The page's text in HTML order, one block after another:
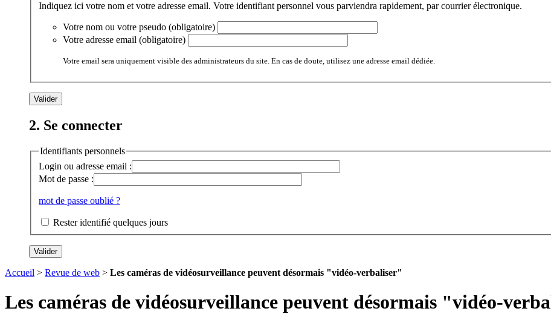
Indiquez ici votre nom et votre adresse email. Votre identifiant personnel vous parviendra rapidement, par courrier électronique.
Votre nom ou votre pseudo (obligatoire)
Votre adresse email (obligatoire)
Votre email sera uniquement visible des administrateurs du site. En cas de doute, utilisez une adresse email dédiée.
2. Se connecter
Identifiants personnels
Login ou adresse email :
Mot de passe :
mot de passe oublié ?
Rester identifié quelques jours
Accueil > Revue de web > Les caméras de vidéosurveillance peuvent désormais "vidéo-verbaliser"
Les caméras de vidéosurveillance peuvent désormais "vidéo-